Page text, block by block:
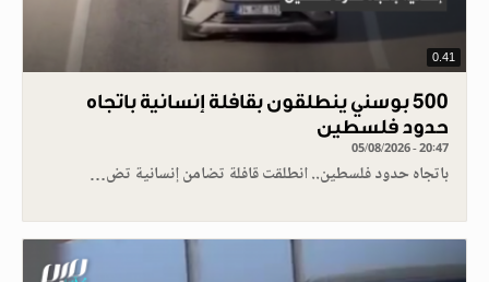
0.41
500 بوسني ينطلقون بقافلة إنسانية باتجاه
حدود فلسطين
05/08/2026 - 20:47
باتجاه حدود فلسطين.. انطلقت قافلة تضامن إنسانية تض…